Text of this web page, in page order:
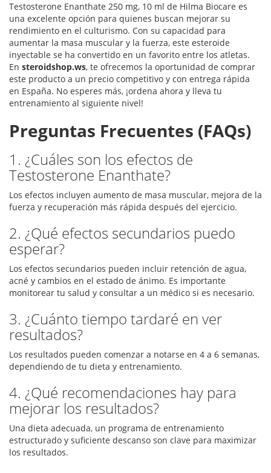
Testosterone Enanthate 250 mg, 10 ml de Hilma Biocare es
una excelente opción para quienes buscan mejorar su
rendimiento en el culturismo. Con su capacidad para
aumentar la masa muscular y la fuerza, este esteroide
inyectable se ha convertido en un favorito entre los atletas.
En steroidshop.ws, te ofrecemos la oportunidad de comprar
este producto a un precio competitivo y con entrega rápida
en España. No esperes más, ¡ordena ahora y lleva tu
entrenamiento al siguiente nivel!
Preguntas Frecuentes (FAQs)
1. ¿Cuáles son los efectos de
Testosterone Enanthate?
Los efectos incluyen aumento de masa muscular, mejora de la
fuerza y recuperación más rápida después del ejercicio.
2. ¿Qué efectos secundarios puedo
esperar?
Los efectos secundarios pueden incluir retención de agua,
acné y cambios en el estado de ánimo. Es importante
monitorear tu salud y consultar a un médico si es necesario.
3. ¿Cuánto tiempo tardaré en ver
resultados?
Los resultados pueden comenzar a notarse en 4 a 6 semanas,
dependiendo de tu dieta y entrenamiento.
4. ¿Qué recomendaciones hay para
mejorar los resultados?
Una dieta adecuada, un programa de entrenamiento
estructurado y suficiente descanso son clave para maximizar
los resultados.